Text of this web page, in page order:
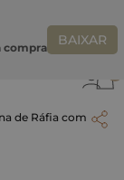
compra BAIXAR
do seu vendedor*
de Ráfia com Alça